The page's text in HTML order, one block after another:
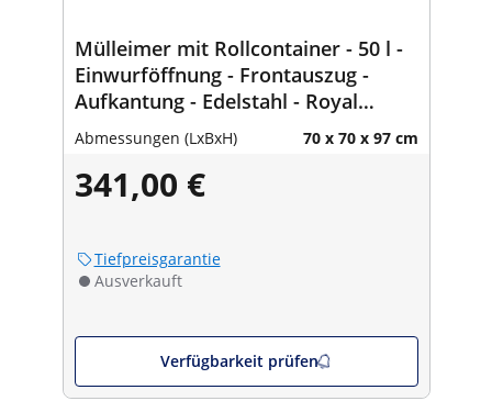
Mülleimer mit Rollcontainer - 50 l -
Einwurföffnung - Frontauszug -
Aufkantung - Edelstahl - Royal
Catering
Abmessungen (LxBxH) 70 x 70 x 97 cm
341,00 €
Tiefpreisgarantie
Ausverkauft
Verfügbarkeit prüfen